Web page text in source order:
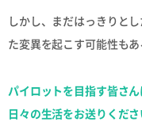
しかし、まだはっきりと
た変異を起こす可能性もあ
パイロットを目指す皆さ
日々の生活をお送りくださ